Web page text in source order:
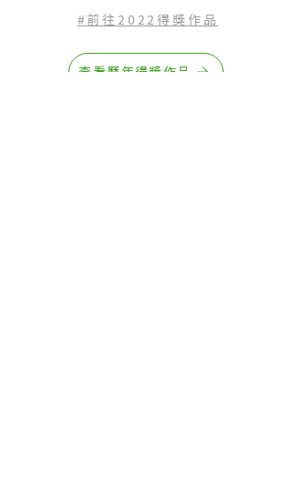
#前往2022得獎作品
查看歷年得獎作品